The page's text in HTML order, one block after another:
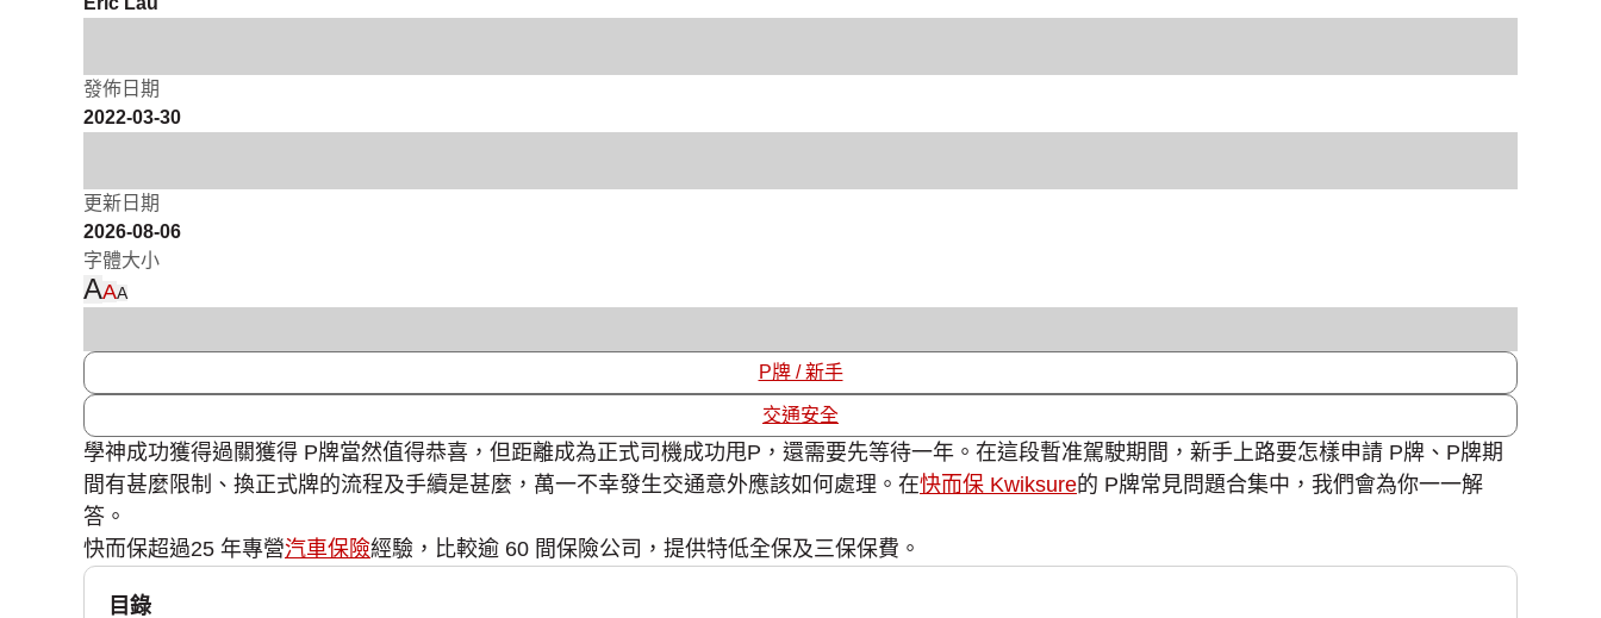
發佈日期
2022-03-30
更新日期
2026-08-06
字體大小
AAA
P牌 / 新手
交通安全
學神成功獲得過關獲得 P牌當然值得恭喜，但距離成為正式司機成功甩P，還需要先等待一年。在這段暫准駕駛期間，新手上路要怎樣申請 P牌、P牌期
間有甚麼限制、換正式牌的流程及手續是甚麼，萬一不幸發生交通意外應該如何處理。在快而保 Kwiksure的 P牌常見問題合集中，我們會為你一一解
答。
快而保超過25 年專營汽車保險經驗，比較逾 60 間保險公司，提供特低全保及三保保費。
目錄